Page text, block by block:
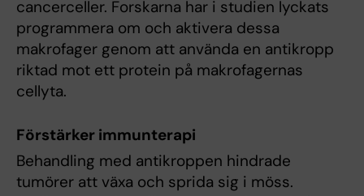
cancerceller. Forskarna har i studien lyckats
programmera om och aktivera dessa
makrofager genom att använda en antikropp
riktad mot ett protein på makrofagernas
cellyta.
Förstärker immunterapi
Behandling med antikroppen hindrade
tumörer att växa och sprida sig i möss.